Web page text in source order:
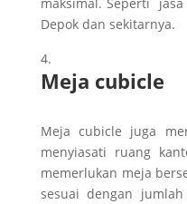
Depok dan sekitarnya.
Meja cubicle
Meja cubicle juga
menyiasati ruang
memerlukan meja
sesuai dengan